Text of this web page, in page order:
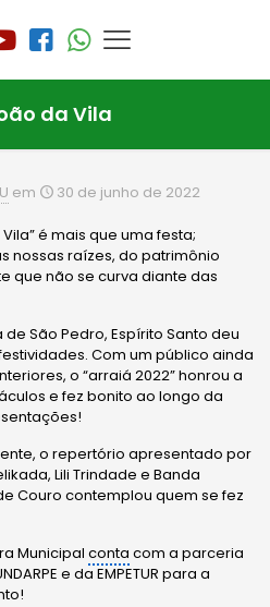
da Vila
em 30 de junho de 2022
é mais que uma festa;
nossas raízes, do patrimônio
que não se curva diante das
São Pedro, Espírito Santo deu
Com um público ainda
o “arraiá 2022” honrou a
e fez bonito ao longo da
o repertório apresentado por
Lili Trindade e Banda
Couro contemplou quem se fez
Municipalconta com a parceria
e da EMPETUR para a